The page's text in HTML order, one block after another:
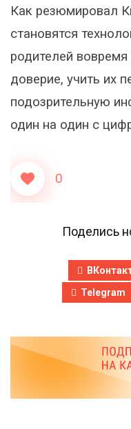
Как резюмировал
становятся
родителей
доверие, учить их
подозрительную
один на один с
0
Поделись
Telegram